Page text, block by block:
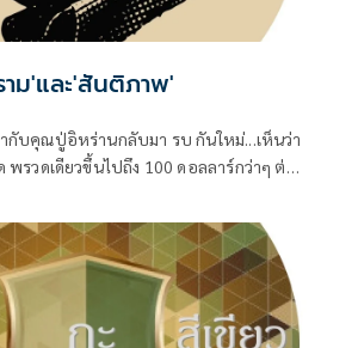
ม'และ'สันติภาพ'
บคุณปู่อิหร่านกลับมา รบ กันใหม่...เห็นว่า
พรวดเดียวขึ้นไปถึง 100 ดอลลาร์กว่าๆ ต่อ